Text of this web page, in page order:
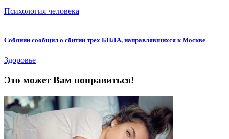
Психология человека
Собянин сообщил о сбитии трех БПЛА, направлявшихся к Москве
Здоровье
Это может Вам понравиться!